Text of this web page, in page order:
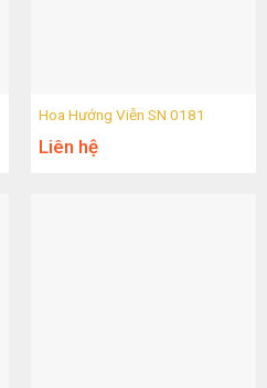
Hoa Hướng Viễn SN 0181
Liên hệ